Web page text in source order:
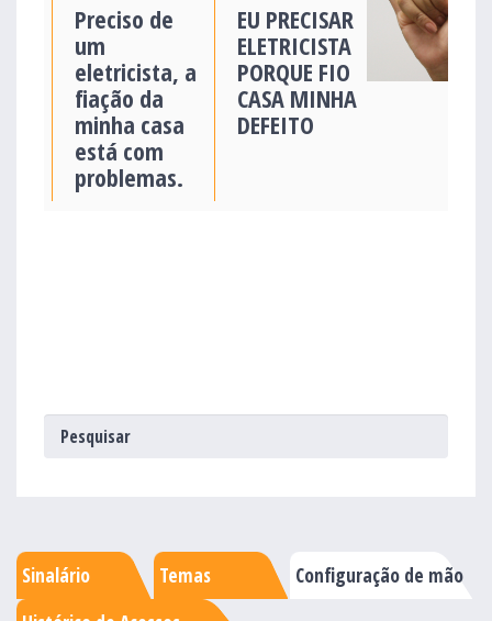
Preciso de
um
eletricista, a
fiação da
minha casa
está com
problemas.
EU PRECISAR
ELETRICISTA
PORQUE FIO
CASA MINHA
DEFEITO
Sinalário Temas
Configuração de mão